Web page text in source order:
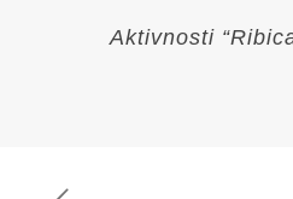
Aktivnosti